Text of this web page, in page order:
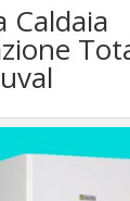
Caldaia